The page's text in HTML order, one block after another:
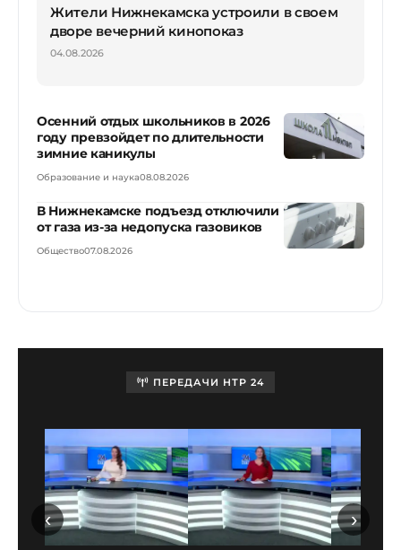
Жители Нижнекамска устроили в своем
дворе вечерний кинопоказ
04.08.2026
Осенний отдых школьников в 2026
году превзойдет по длительности
зимние каникулы
Образование и наука08.08.2026
В Нижнекамске подъезд отключили
от газа из-за недопуска газовиков
Общество07.08.2026
ПЕРЕДАЧИ НТР 24
‹ ›